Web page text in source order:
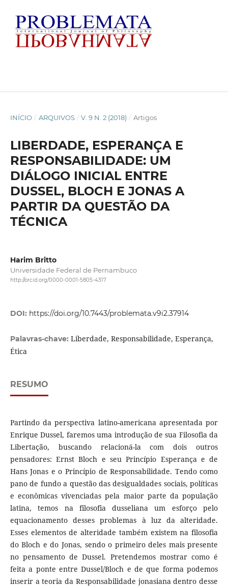
INÍCIO / ARQUIVOS / V. 9 N. 2 (2018) / Artigos
LIBERDADE, ESPERANÇA E
RESPONSABILIDADE: UM
DIÁLOGO INICIAL ENTRE
DUSSEL, BLOCH E JONAS A
PARTIR DA QUESTÃO DA
TÉCNICA
Harim Britto
Universidade Federal de Pernambuco
http://orcid.org/0000-0001-5805-4317
DOI: https://doi.org/10.7443/problemata.v9i2.37914
Palavras-chave: Liberdade, Responsabilidade, Esperança,
Ética
RESUMO
Partindo da perspectiva latino-americana apresentada por
Enrique Dussel, faremos uma introdução de sua Filosofia da
Libertação, buscando relacioná-la com dois outros
pensadores: Ernst Bloch e seu Princípio Esperança e de
Hans Jonas e o Princípio de Responsabilidade. Tendo como
pano de fundo a questão das desigualdades sociais, políticas
e econômicas vivenciadas pela maior parte da população
latina, temos na filosofia dusseliana um esforço pelo
equacionamento desses problemas à luz da alteridade.
Esses elementos de alteridade também existem na filosofia
do Bloch e do Jonas, sendo o primeiro deles mais presente
no pensamento de Dussel. Pretendemos mostrar como é
feita a ponte entre Dussel/Bloch e de que forma podemos
inserir a teoria da Responsabilidade jonasiana dentro desse